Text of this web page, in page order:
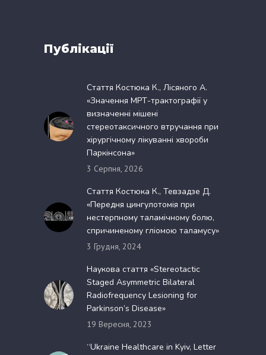
Публікації
Стаття Костюка К., Лісяного А.
«Значення МРТ-трактографії у
визначенні мішені
стереотаксичного втручання при
хірургічному лікуванні хвороби
Паркінсона»
3 Серпня, 2026
Стаття Костюка К., Тевзадзе Д.
«Передня цингулотомія при
нестерпному таламічному болю,
спричиненому гліомою таламусу»
3 Грудня, 2024
Наукова стаття «Stereotactic
Staged Asymmetric Bilateral
Radiofrequency Lesioning for
Parkinson’s Disease»
19 Вересня, 2023
“Ukraine Healthcare in Kyiv, Letter